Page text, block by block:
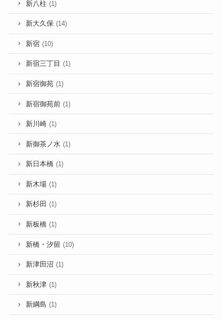
新八柱 (1)
新大久保 (14)
新宿 (10)
新宿三丁目 (1)
新宿御苑 (1)
新宿御苑前 (1)
新川崎 (1)
新御茶ノ水 (1)
新日本橋 (1)
新木場 (1)
新杉田 (1)
新板橋 (1)
新橋・汐留 (10)
新津田沼 (1)
新秋津 (1)
新綱島 (1)